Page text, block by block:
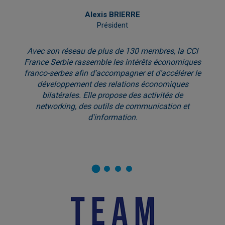
Alexis BRIERRE
Président
Avec son réseau de plus de 130 membres, la CCI
France Serbie rassemble les intérêts économiques
franco-serbes afin d’accompagner et d’accélérer le
développement des relations économiques
bilatérales. Elle propose des activités de
networking, des outils de communication et
d'information.